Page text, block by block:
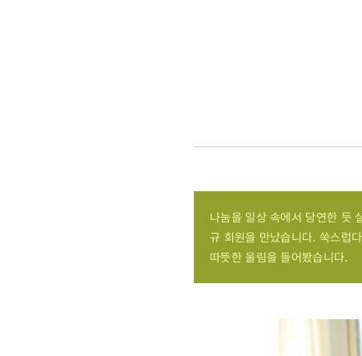
초대
나눔을 일상 속에서 당연한 듯
규 회원을 만났습니다. 쑥스럽
따뜻한 울림을 들어봤습니다.